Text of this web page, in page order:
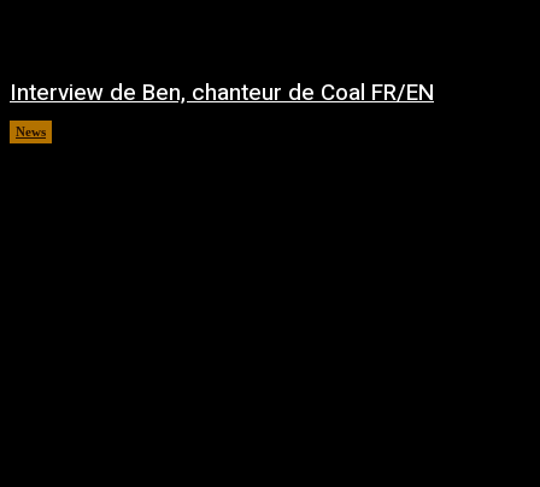
Interview de Ben, chanteur de Coal FR/EN
News